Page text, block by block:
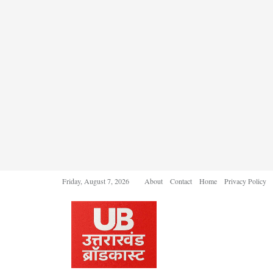
Friday, August 7, 2026 About Contact Home Privacy Policy